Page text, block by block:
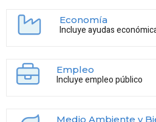
Economía
Incluye ayudas
Empleo
Incluye empleo público
Medio Ambiente y